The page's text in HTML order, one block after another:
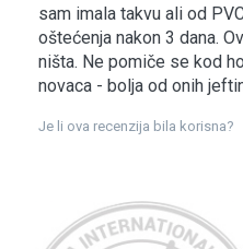
sam imala takvu ali od
oštećenja nakon 3 dana.
ništa. Ne pomiče se kod
novaca - bolja od onih
Je li ova recenzija bila korisna?